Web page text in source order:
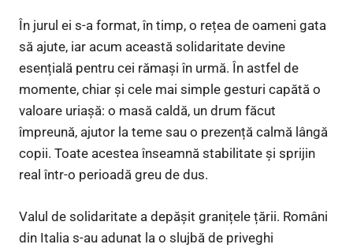
În jurul ei s-a format, în timp, o rețea de oameni gata
să ajute, iar acum această solidaritate devine
esențială pentru cei rămași în urmă. În astfel de
momente, chiar și cele mai simple gesturi capătă o
valoare uriașă: o masă caldă, un drum făcut
împreună, ajutor la teme sau o prezență calmă lângă
copii. Toate acestea înseamnă stabilitate și sprijin
real într-o perioadă greu de dus.
Valul de solidaritate a depășit granițele țării. Români
din Italia s-au adunat la o slujbă de priveghi